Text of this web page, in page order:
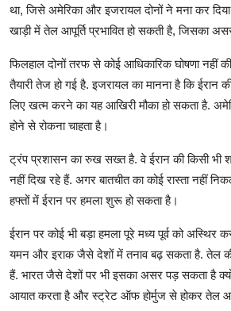
था, जिसे अमेरिका और इजरायल दोनों ने मना कर
खाड़ी में तेल आपूर्ति प्रभावित हो सकती है, जिसका
फिलहाल दोनों तरफ से कोई आधिकारिक घोषणा नहीं
तैयारी तेज हो गई है. इजरायल का मानना है कि ईरान
लिए खत्म करने का यह आखिरी मौका हो सकता है.
होने से रोकना चाहता है।
ट्रंप प्रशासन का रुख सख्त है. वे ईरान की किसी भी
नहीं दिख रहे हैं. अगर बातचीत का कोई रास्ता नहीं
हफ्तों में ईरान पर हमला शुरू हो सकता है।
ईरान पर कोई भी बड़ा हमला पूरे मध्य पूर्व को अस्थिर
यमन और इराक जैसे देशों में तनाव बढ़ सकता है. तेल
हैं. भारत जैसे देशों पर भी इसका असर पड़ सकता है
आयात करता है और स्ट्रेट ऑफ होर्मुज से होकर तेल